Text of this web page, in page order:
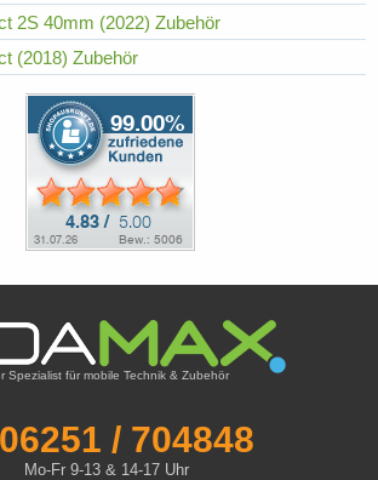
2S 40mm (2022) Zubehör
(2018) Zubehör
Spezialist für mobile Technik & Zubehör
06251 / 704848
Mo-Fr 9-13 & 14-17 Uhr